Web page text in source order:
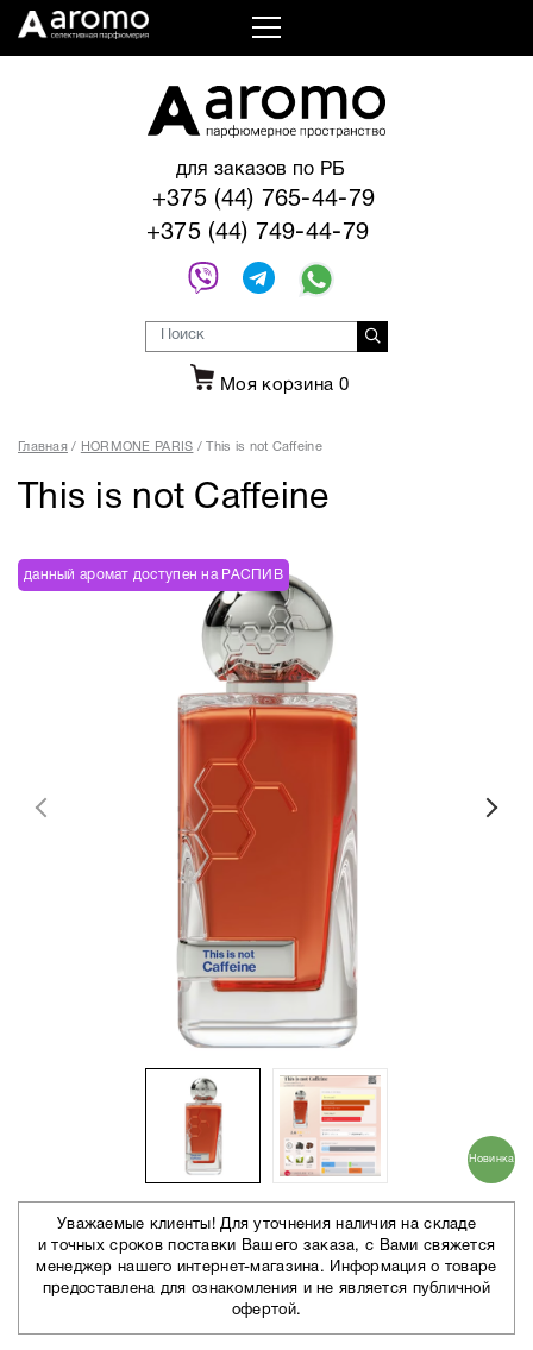
для заказов по РБ
+375 (44) 765-44-79
+375 (44) 749-44-79
Моя корзина 0
Главная HORMONE PARIS This is not Caffeine
This is not Caffeine
данный аромат доступен на РАСПИВ
Новинка
Уважаемые клиенты! Для уточнения наличия на складе
и точных сроков поставки Вашего заказа, с Вами свяжется
менеджер нашего интернет-магазина. Информация о товаре
предоставлена для ознакомления и не является публичной
офертой.